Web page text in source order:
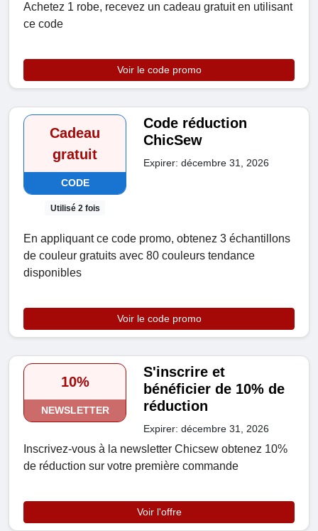
Achetez 1 robe, recevez un cadeau gratuit en utilisant
ce code
Voir le code promo
Cadeau
gratuit
CODE
Utilisé 2 fois
Code réduction
ChicSew
Expirer: décembre 31, 2026
En appliquant ce code promo, obtenez 3 échantillons
de couleur gratuits avec 80 couleurs tendance
disponibles
Voir le code promo
10%
NEWSLETTER
S'inscrire et
bénéficier de 10% de
réduction
Expirer: décembre 31, 2026
Inscrivez-vous à la newsletter Chicsew obtenez 10%
de réduction sur votre première commande
Voir l'offre